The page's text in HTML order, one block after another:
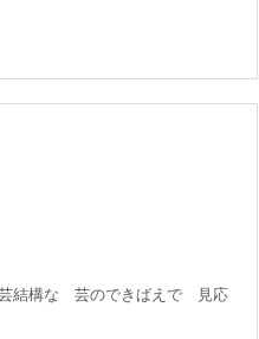
結構な 芸のできばえで 見応